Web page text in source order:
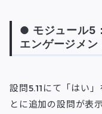
● モジュール5
エンゲージメン
設問5.11にて「はい
とに追加の設問が表